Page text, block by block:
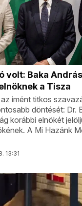
volt: Baka
a Tisza
imént titkos
döntését: Dr.
korábbi elnökét
A Mi Hazánk
13:31